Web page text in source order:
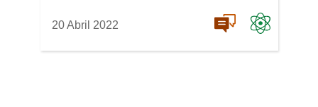
20 Abril 2022